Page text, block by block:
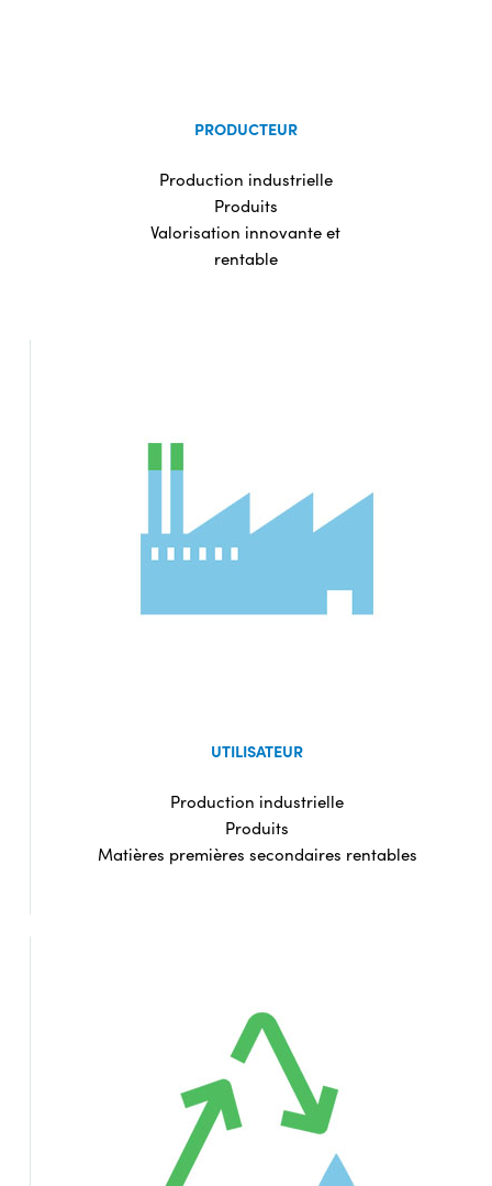
PRODUCTEUR
Production industrielle
Produits
Valorisation innovante et
rentable
UTILISATEUR
Production industrielle
Produits
Matières premières secondaires rentables